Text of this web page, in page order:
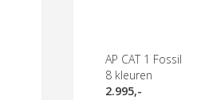
AP CAT 1 Fossil
8 kleuren
2.995,-